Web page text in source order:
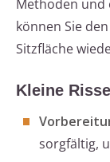
Methoden und
können Sie
Sitzfläche
Kleine
sorgfältig,